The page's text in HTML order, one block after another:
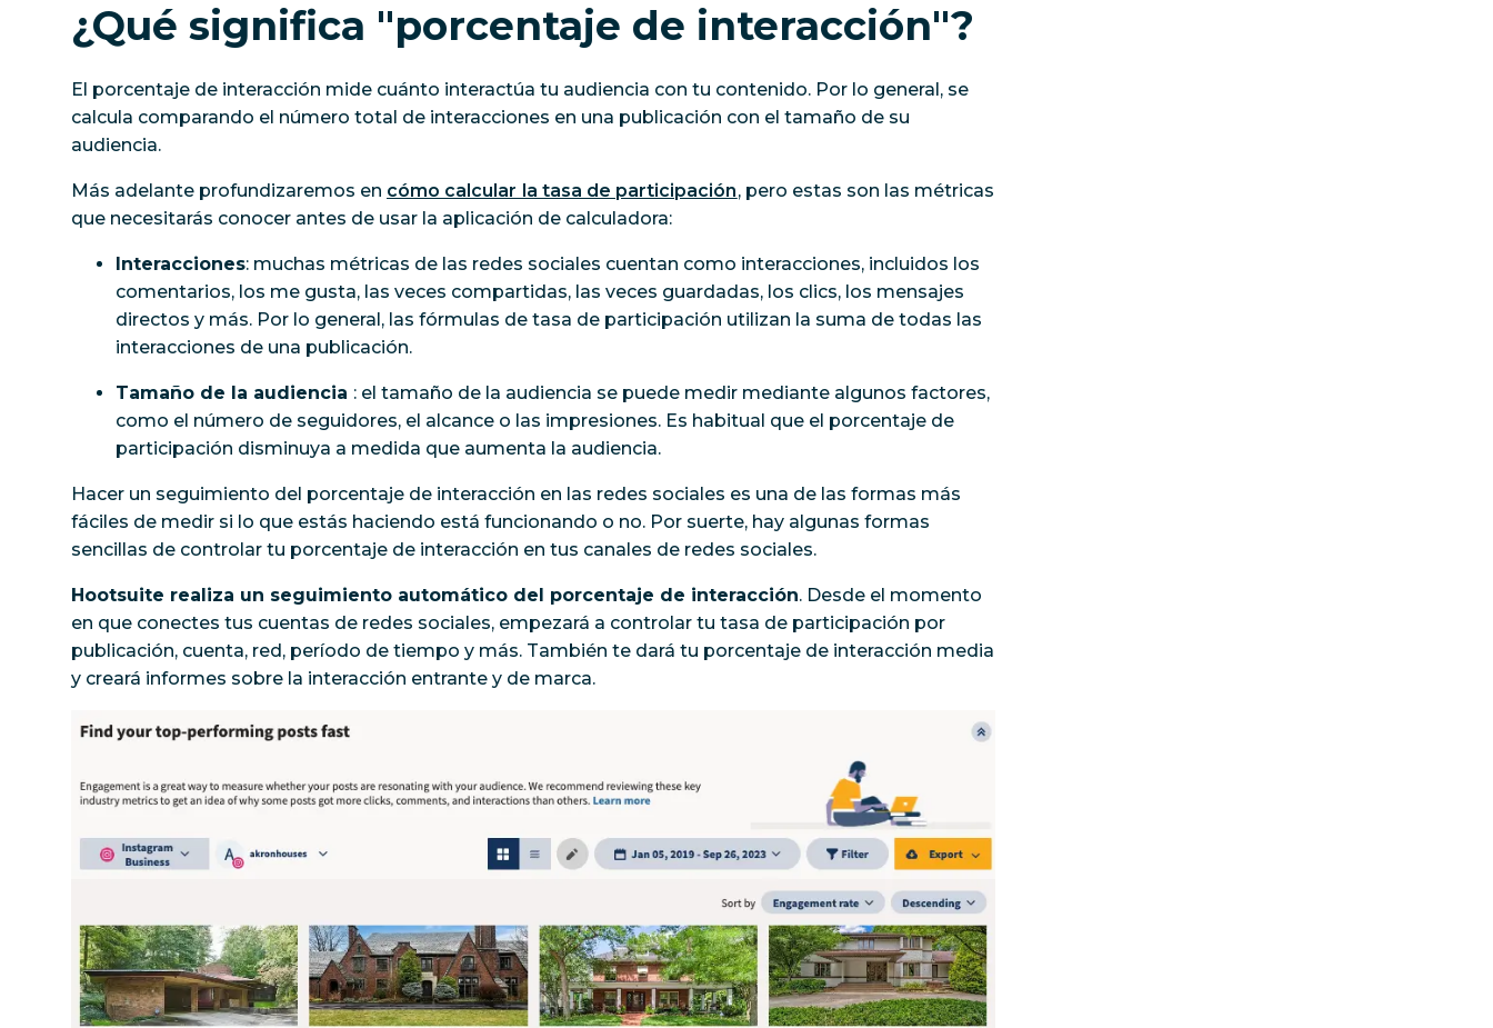
¿Qué significa "porcentaje de interacción"?
El porcentaje de interacción mide cuánto interactúa tu audiencia con tu contenido. Por lo general, se
calcula comparando el número total de interacciones en una publicación con el tamaño de su
audiencia.
Más adelante profundizaremos en cómo calcular la tasa de participación, pero estas son las métricas
que necesitarás conocer antes de usar la aplicación de calculadora:
Interacciones: muchas métricas de las redes sociales cuentan como interacciones, incluidos los
comentarios, los me gusta, las veces compartidas, las veces guardadas, los clics, los mensajes
directos y más. Por lo general, las fórmulas de tasa de participación utilizan la suma de todas las
interacciones de una publicación.
Tamaño de la audiencia : el tamaño de la audiencia se puede medir mediante algunos factores,
como el número de seguidores, el alcance o las impresiones. Es habitual que el porcentaje de
participación disminuya a medida que aumenta la audiencia.
Hacer un seguimiento del porcentaje de interacción en las redes sociales es una de las formas más
fáciles de medir si lo que estás haciendo está funcionando o no. Por suerte, hay algunas formas
sencillas de controlar tu porcentaje de interacción en tus canales de redes sociales.
Hootsuite realiza un seguimiento automático del porcentaje de interacción. Desde el momento
en que conectes tus cuentas de redes sociales, empezará a controlar tu tasa de participación por
publicación, cuenta, red, período de tiempo y más. También te dará tu porcentaje de interacción media
y creará informes sobre la interacción entrante y de marca.